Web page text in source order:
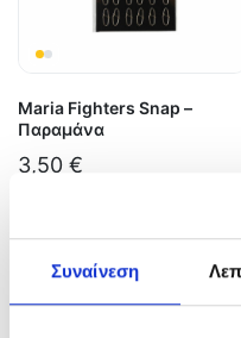
Συναίνεση
Maria Fighters Snap –
Παραμάνα
3,50 €